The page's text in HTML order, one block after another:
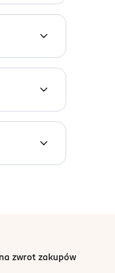
w 2019
zwrot zakupów